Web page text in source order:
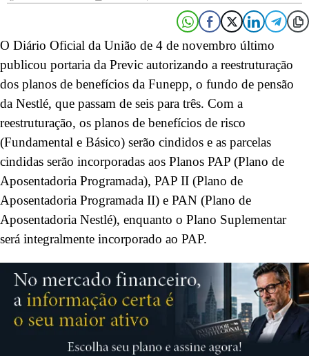
O Diário Oficial da União de 4 de novembro último
publicou portaria da Previc autorizando a reestruturação
dos planos de benefícios da Funepp, o fundo de pensão
da Nestlé, que passam de seis para três. Com a
reestruturação, os planos de benefícios de risco
(Fundamental e Básico) serão cindidos e as parcelas
cindidas serão incorporadas aos Planos PAP (Plano de
Aposentadoria Programada), PAP II (Plano de
Aposentadoria Programada II) e PAN (Plano de
Aposentadoria Nestlé), enquanto o Plano Suplementar
será integralmente incorporado ao PAP.